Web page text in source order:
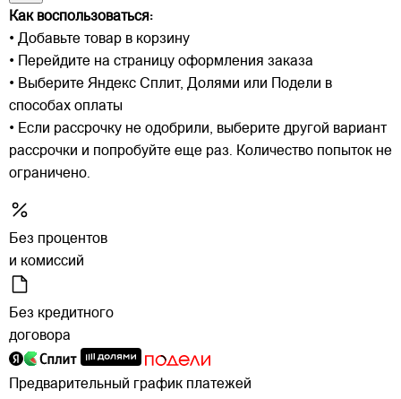
Как воспользоваться:
• Добавьте товар в корзину
• Перейдите на страницу оформления заказа
• Выберите Яндекс Сплит, Долями или Подели в
способах оплаты
• Если рассрочку не одобрили, выберите другой вариант
рассрочки и попробуйте еще раз. Количество попыток не
ограничено.
Без процентов
и комиссий
Без кредитного
договора
Предварительный график платежей